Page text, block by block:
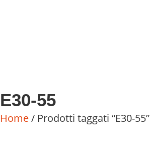
E30-55
Home/ Prodotti taggati “E30-55”